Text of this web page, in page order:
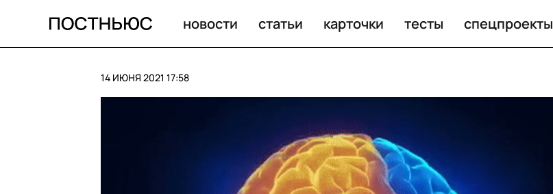
новости статьи карточки тесты спецпроекты
14 ИЮНЯ 2021 17:58